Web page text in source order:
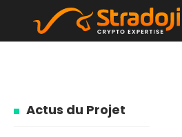
Actus du Projet